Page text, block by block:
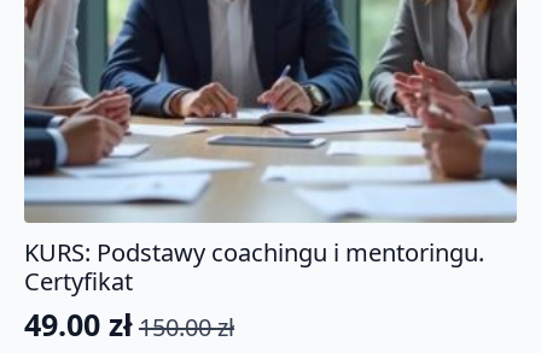
KURS: Podstawy coachingu i mentoringu.
Certyfikat
150.00zł
Pierwotna
49.00 zł
Aktualna